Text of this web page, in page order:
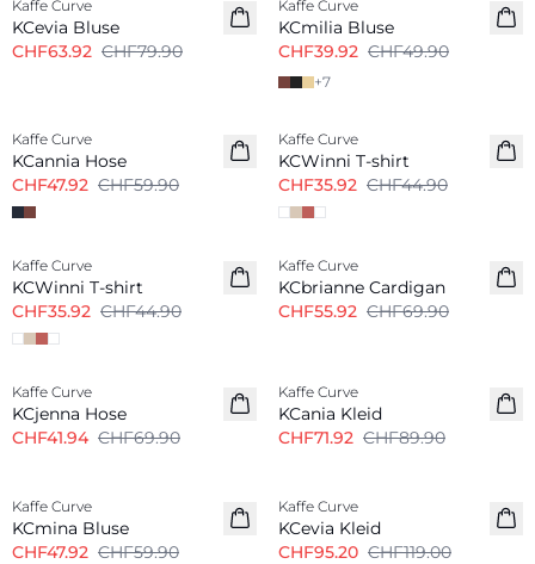
Kaffe Curve
KCevia Bluse
CHF63.92 CHF79.90
Kaffe Curve
KCmilia Bluse
CHF39.92 CHF49.90
+7
Kaffe Curve
KCannia Hose
CHF47.92 CHF59.90
Kaffe Curve
KCWinni T-shirt
CHF35.92 CHF44.90
-20%
Kaffe Curve
KCWinni T-shirt
CHF35.92 CHF44.90
-20%
Kaffe Curve
KCbrianne Cardigan
CHF55.92 CHF69.90
-40%
Kaffe Curve
KCjenna Hose
CHF41.94 CHF69.90
Kaffe Curve
KCania Kleid
CHF71.92 CHF89.90
Kaffe Curve
KCmina Bluse
CHF47.92 CHF59.90
Kaffe Curve
KCevia Kleid
CHF95.20 CHF119.00